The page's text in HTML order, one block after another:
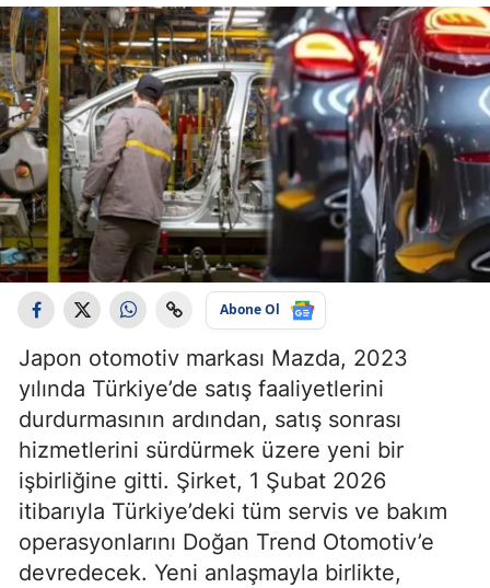
Abone Ol
Japon otomotiv markası Mazda, 2023
yılında Türkiye’de satış faaliyetlerini
durdurmasının ardından, satış sonrası
hizmetlerini sürdürmek üzere yeni bir
işbirliğine gitti. Şirket, 1 Şubat 2026
itibarıyla Türkiye’deki tüm servis ve bakım
operasyonlarını Doğan Trend Otomotiv’e
devredecek. Yeni anlaşmayla birlikte,